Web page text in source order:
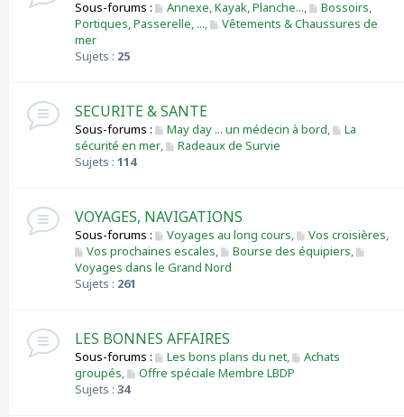
Sous-forums : Annexe, Kayak, Planche...,
Bossoirs,
Portiques, Passerelle, ...,
Vêtements & Chaussures de
mer
Sujets : 25
SECURITE & SANTE
Sous-forums : May day ... un médecin à bord,
La
sécurité en mer,
Radeaux de Survie
Sujets : 114
VOYAGES, NAVIGATIONS
Sous-forums : Voyages au long cours, Vos croisières,
Vos prochaines escales, Bourse des équipiers,
Voyages dans le Grand Nord
Sujets : 261
LES BONNES AFFAIRES
Sous-forums : Les bons plans du net,
Achats
groupés,
Offre spéciale Membre LBDP
Sujets : 34